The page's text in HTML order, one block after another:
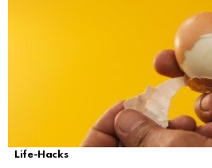
Life-Hacks